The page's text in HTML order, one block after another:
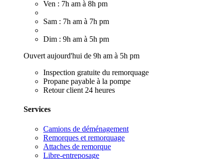
Ven : 7h am à 8h pm
Sam : 7h am à 7h pm
Dim : 9h am à 5h pm
Ouvert aujourd'hui de 9h am à 5h pm
Inspection gratuite du remorquage
Propane payable à la pompe
Retour client 24 heures
Services
Camions de déménagement
Remorques et remorquage
Attaches de remorque
Libre-entreposage